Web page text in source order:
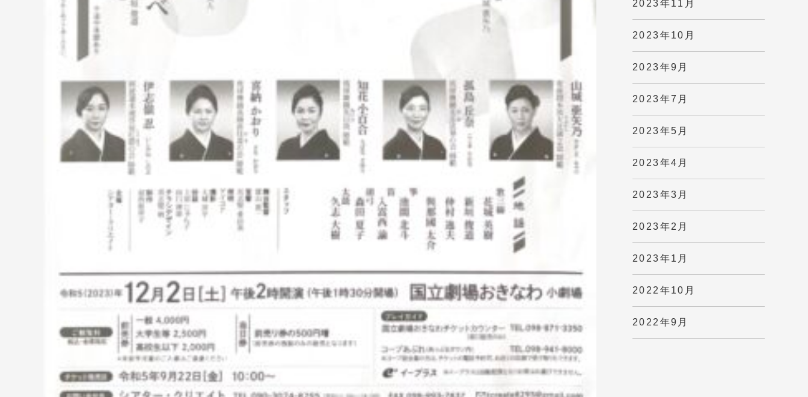
2023年11月
2023年10月
2023年9月
2023年7月
2023年5月
2023年4月
2023年3月
2023年2月
2023年1月
2022年10月
2022年9月